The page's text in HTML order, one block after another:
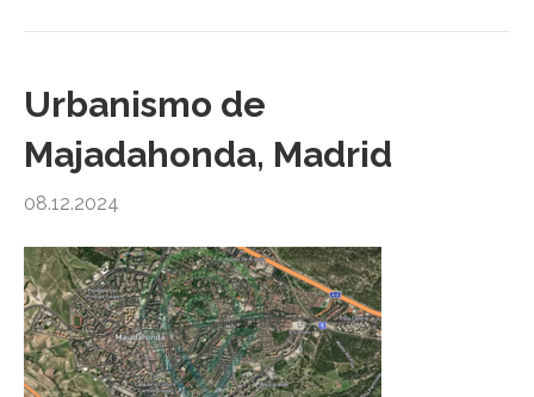
Urbanismo de
Majadahonda, Madrid
08.12.2024